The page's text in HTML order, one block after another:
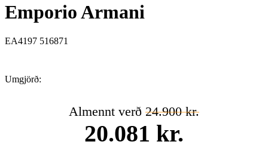
Emporio Armani
EA4197 516871
Umgjörð:
Almennt verð 24.900 kr.
20.081 kr.